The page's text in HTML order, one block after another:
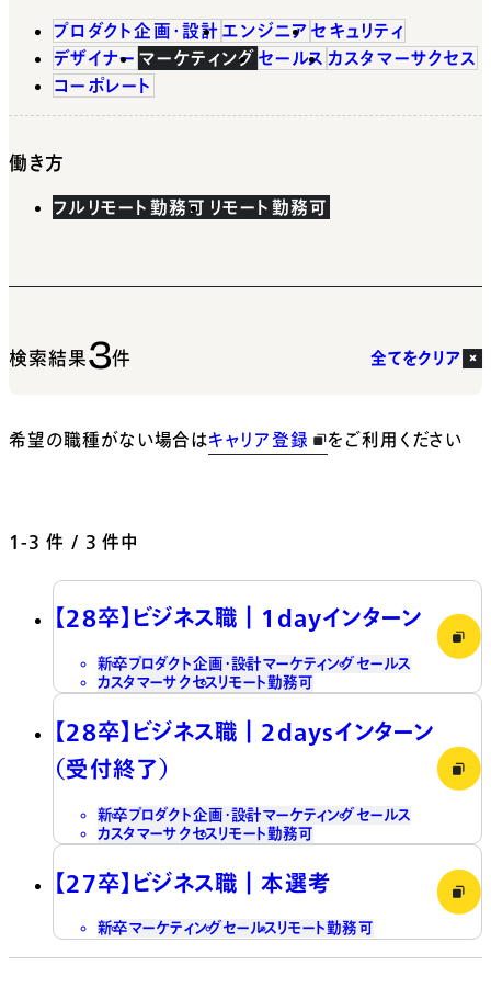
プロダクト企画・設計 エンジニア セキュリティ
デザイナー マーケティング セールス カスタマーサクセス
コーポレート
働き方
フルリモート勤務可 リモート勤務可
検索結果3件 全てをクリア
希望の職種がない場合はキャリア登録 をご利用ください
1-3 件 / 3 件中
【28卒】ビジネス職┃1dayインターン
新卒プロダクト企画・設計マーケティング セールス
カスタマーサクセスリモート勤務可
【28卒】ビジネス職┃2daysインターン
（受付終了）
新卒プロダクト企画・設計マーケティングセールス
カスタマーサクセス リモート勤務可
【27卒】ビジネス職┃本選考
新卒マーケティング セールスリモート勤務可